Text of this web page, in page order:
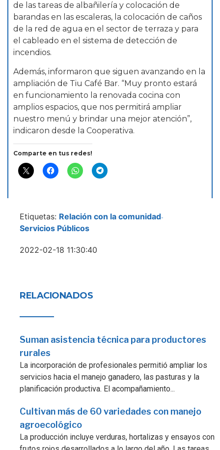
de las tareas de albañilería y colocación de
barandas en las escaleras, la colocación de caños
de la red de agua en el sector de terraza y para
el cableado en el sistema de detección de
incendios.
Además, informaron que siguen avanzando en la
ampliación de Tiu Café Bar. “Muy pronto estará
en funcionamiento la renovada cocina con
amplios espacios, que nos permitirá ampliar
nuestro menú y brindar una mejor atención”,
indicaron desde la Cooperativa.
Comparte en tus redes!
Etiquetas: Relación con la comunidad-
Servicios Públicos
2022-02-18 11:30:40
RELACIONADOS
Suman asistencia técnica para productores
rurales
La incorporación de profesionales permitió ampliar los
servicios hacia el manejo ganadero, las pasturas y la
planificación productiva. El acompañamiento...
Cultivan más de 60 variedades con manejo
agroecológico
La producción incluye verduras, hortalizas y ensayos con